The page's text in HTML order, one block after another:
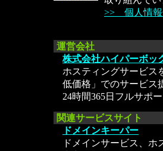
>> 個人情報
運営会社
株式会社ハイパーボッ
ホスティングサービス
低価格」でのサービス
24時間365日フルサポ
関連サービスサイト
ドメインキーパー
ドメインサービス、